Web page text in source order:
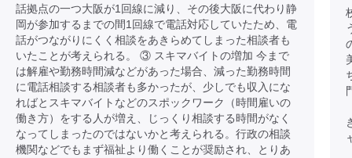
話拠点の一つ大阪が1回線に減り、その後大阪に代わり静
岡が参加するまでの間1回線で電話対応していたため、電
話がつながりにくく相談をあきらめてしまった相談者も
いたことが考えられる。 ③ スキマバイトの増加 今まで
は解雇や勤務時間減などがあった場合、減った勤務時間
に電話相談する相談者も多かったが、少しでも収入にな
ればとスキマバイトなどのスポックワーク（時間雇いの
働き方）をする人が増え、じっくり相談する時間がなく
なってしまったのではないかと考えられる。行政の相談
機関などでもまず福祉より働くことが奨励され、とりあ